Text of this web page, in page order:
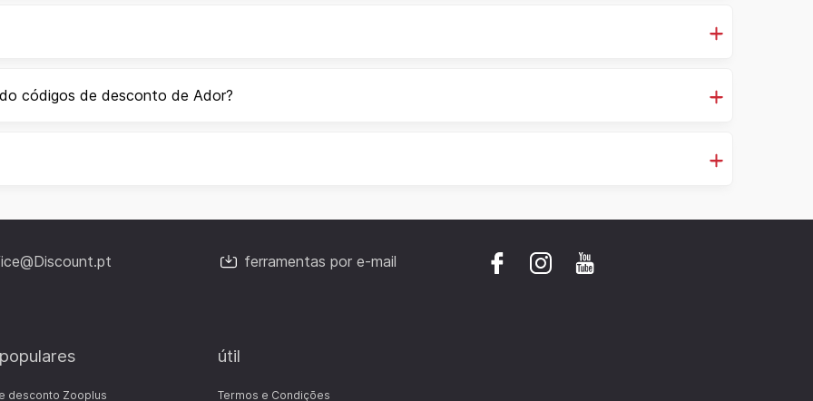
códigos de desconto de Ador?
ferramentas por e-mail
desconto Zooplus
útil
Termos e Condições